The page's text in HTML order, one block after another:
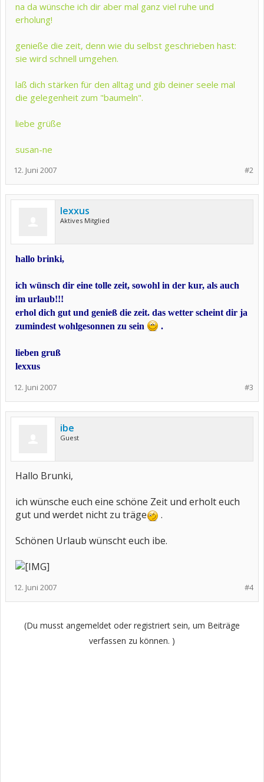
na da wünsche ich dir aber mal ganz viel ruhe und
erholung!
genieße die zeit, denn wie du selbst geschrieben hast:
sie wird schnell umgehen.
laß dich stärken für den alltag und gib deiner seele mal
die gelegenheit zum "baumeln".
liebe grüße
susan-ne
#2
12. Juni 2007
lexxus
Aktives Mitglied
hallo brinki,
ich wünsch dir eine tolle zeit, sowohl in der kur, als auch
im urlaub!!!
erhol dich gut und genieß die zeit. das wetter scheint dir ja
zumindest wohlgesonnen zu sein
.
lieben gruß
lexxus
#3
12. Juni 2007
ibe
Guest
Hallo Brunki,
ich wünsche euch eine schöne Zeit und erholt euch
gut und werdet nicht zu träge
.
Schönen Urlaub wünscht euch ibe.
#4
12. Juni 2007
(Du musst angemeldet oder registriert sein, um Beiträge
verfassen zu können. )